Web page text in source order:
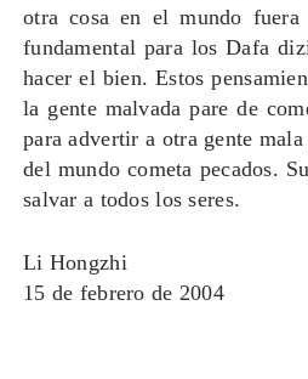
otra cosa en el mundo
fundamental para los Dafa
hacer el bien. Estos
la gente malvada pare de
para advertir a otra gente
del mundo cometa pecados.
salvar a todos los seres.
Li Hongzhi
15 de febrero de 2004